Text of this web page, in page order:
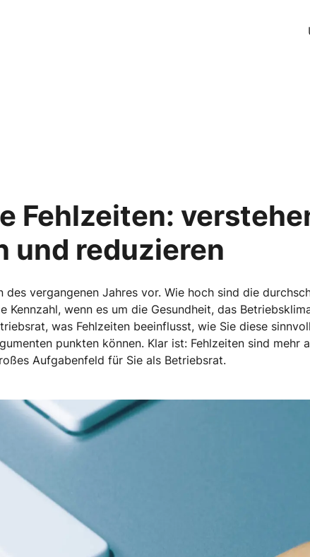
Fehlzeiten:
und reduzieren
des vergangenen Jahres vor. Wie hoch sind die
Kennzahl, wenn es um die Gesundheit, das
was Fehlzeiten beeinflusst, wie Sie diese
punkten können. Klar ist: Fehlzeiten sind mehr
Aufgabenfeld für Sie als Betriebsrat.